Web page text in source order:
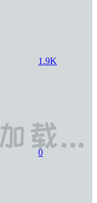
1.9K
0